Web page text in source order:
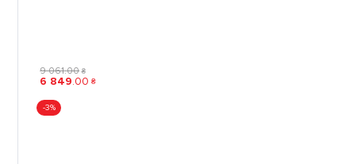
9 061.00 ₴
6 849.00 ₴
-3%